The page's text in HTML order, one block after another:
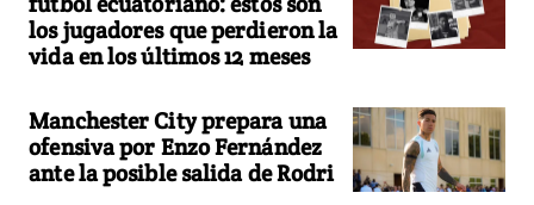
los jugadores que perdieron la
vida en los últimos 12 meses
Manchester City prepara una
ofensiva por Enzo Fernández
ante la posible salida de Rodri